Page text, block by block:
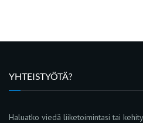
YHTEISTYÖTÄ?
Haluatko viedä liiketoimintasi tai